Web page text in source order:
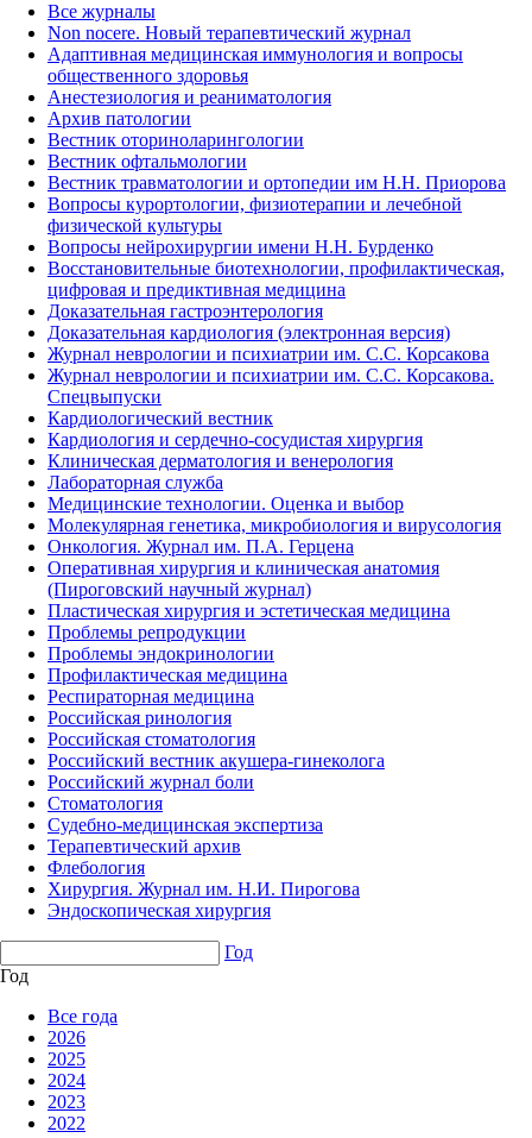
Все журналы
Non nocere. Новый терапевтический журнал
Адаптивная медицинская иммунология и вопросы
общественного здоровья
Анестезиология и реаниматология
Архив патологии
Вестник оториноларингологии
Вестник офтальмологии
Вестник травматологии и ортопедии им Н.Н. Приорова
Вопросы курортологии, физиотерапии и лечебной
физической культуры
Вопросы нейрохирургии имени Н.Н. Бурденко
Восстановительные биотехнологии, профилактическая,
цифровая и предиктивная медицина
Доказательная гастроэнтерология
Доказательная кардиология (электронная версия)
Журнал неврологии и психиатрии им. С.С. Корсакова
Журнал неврологии и психиатрии им. С.С. Корсакова.
Спецвыпуски
Кардиологический вестник
Кардиология и сердечно-сосудистая хирургия
Клиническая дерматология и венерология
Лабораторная служба
Медицинские технологии. Оценка и выбор
Молекулярная генетика, микробиология и вирусология
Онкология. Журнал им. П.А. Герцена
Оперативная хирургия и клиническая анатомия
(Пироговский научный журнал)
Пластическая хирургия и эстетическая медицина
Проблемы репродукции
Проблемы эндокринологии
Профилактическая медицина
Респираторная медицина
Российская ринология
Российская стоматология
Российский вестник акушера-гинеколога
Российский журнал боли
Стоматология
Судебно-медицинская экспертиза
Терапевтический архив
Флебология
Хирургия. Журнал им. Н.И. Пирогова
Эндоскопическая хирургия
Год
Год
Все года
2026
2025
2024
2023
2022